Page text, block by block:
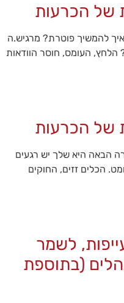
של הכרעות
להמשיך פוטרת? מרגיש.ה
הלחץ, העומס, חוסר הוודאות
של הכרעות
הבאה היא שלך יש רגעים
הכלים זזים, החוקים
לשמר
למנהלים (בתוספת